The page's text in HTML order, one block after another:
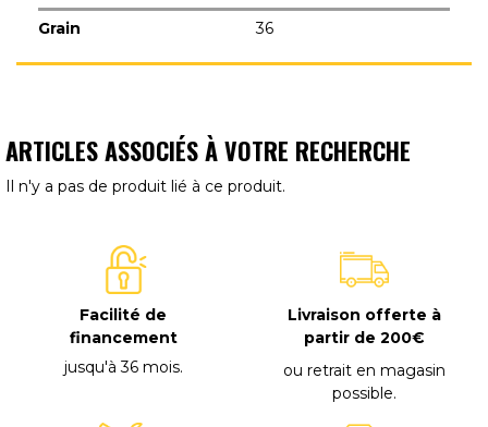
Grain
36
ARTICLES ASSOCIÉS À VOTRE RECHERCHE
Il n'y a pas de produit lié à ce produit.
Facilité de
financement
jusqu'à 36 mois.
Livraison offerte à
partir de 200€
ou retrait en magasin
possible.